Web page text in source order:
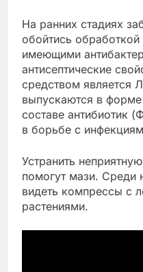
На ранних стадиях
обойтись
имеющими
антисептические
средством является
выпускаются в
составе антибиотик
в борьбе с
Устранить
помогут мази.
видеть компрессы с
растениями.